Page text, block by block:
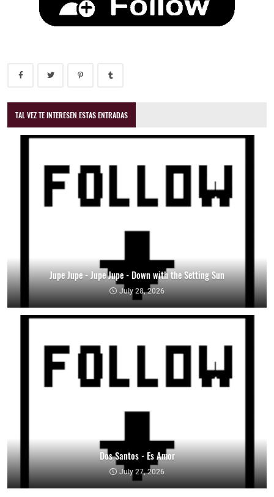
TAL VEZ TE INTERESEN ESTAS ENTRADAS
Jupe Jupe - Jupe Jupe - Down with the Setting Sun
July 28, 2026
Dos Santos - Es Amor
July 27, 2026